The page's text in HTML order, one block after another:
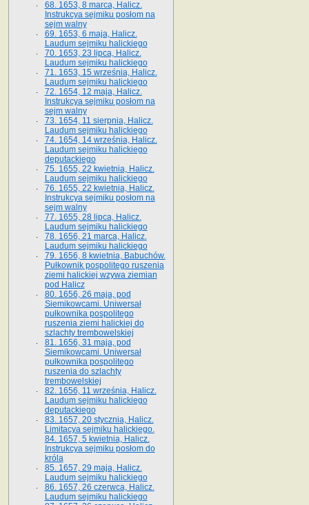
68. 1653, 8 marca, Halicz.
Instrukcya sejmiku posłom na
sejm walny
69. 1653, 6 maja, Halicz.
Laudum sejmiku halickiego
70. 1653, 23 lipca, Halicz.
Laudum sejmiku halickiego
71. 1653, 15 września, Halicz.
Laudum sejmiku halickiego
72. 1654, 12 maja, Halicz.
Instrukcya sejmiku posłom na
sejm walny
73. 1654, 11 sierpnia, Halicz.
Laudum sejmiku halickiego
74. 1654, 14 września, Halicz.
Laudum sejmiku halickiego
deputackiego
75. 1655, 22 kwietnia, Halicz.
Laudum sejmiku halickiego
76. 1655, 22 kwietnia, Halicz.
Instrukcya sejmiku posłom na
sejm walny
77. 1655, 28 lipca, Halicz.
Laudum sejmiku halickiego
78. 1656, 21 marca, Halicz.
Laudum sejmiku halickiego
79. 1656, 8 kwietnia, Babuchów.
Pułkownik pospolitego ruszenia
ziemi halickiej wzywa ziemian
pod Halicz
80. 1656, 26 maja, pod
Siemikowcami. Uniwersał
pułkownika pospolitego
ruszenia ziemi halickiej do
szlachty trembowelskiej
81. 1656, 31 maja, pod
Siemikowcami. Uniwersał
pułkownika pospolitego
ruszenia do szlachty
trembowelskiej
82. 1656, 11 września, Halicz.
Laudum sejmiku halickiego
deputackiego
83. 1657, 20 stycznia, Halicz.
Limitacya sejmiku halickiego.
84. 1657, 5 kwietnia, Halicz.
Instrukcya sejmiku posłom do
króla
85. 1657, 29 maja, Halicz.
Laudum sejmiku halickiego
86. 1657, 26 czerwca, Halicz.
Laudum sejmiku halickiego